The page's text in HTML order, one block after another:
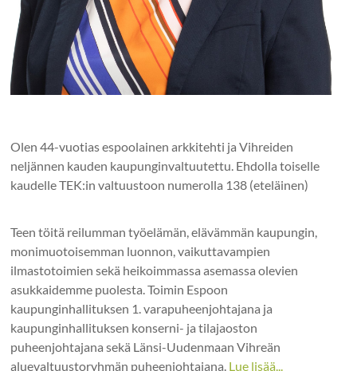
Olen 44-vuotias espoolainen arkkitehti ja Vihreiden
neljännen kauden kaupunginvaltuutettu. Ehdolla toiselle
kaudelle TEK:in valtuustoon numerolla 138 (eteläinen)
Teen töitä reilumman työelämän, elävämmän kaupungin,
monimuotoisemman luonnon, vaikuttavampien
ilmastotoimien sekä heikoimmassa asemassa olevien
asukkaidemme puolesta. Toimin Espoon
kaupunginhallituksen 1. varapuheenjohtajana ja
kaupunginhallituksen konserni- ja tilajaoston
puheenjohtajana sekä Länsi-Uudenmaan Vihreän
aluevaltuustoryhmän puheenjohtajana. Lue lisää...